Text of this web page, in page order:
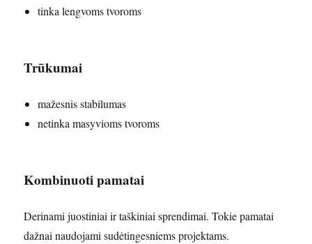
tinka lengvoms tvoroms
Trūkumai
mažesnis stabilumas
netinka masyvioms tvoroms
Kombinuoti pamatai
Derinami juostiniai ir taškiniai sprendimai. Tokie pamatai
dažnai naudojami sudėtingesniems projektams.